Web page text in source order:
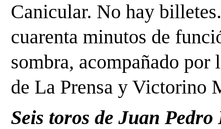
Canicular. No hay
cuarenta minutos de
sombra, acompañado
de La Prensa y Victorino
Seis toros de Juan Pedro